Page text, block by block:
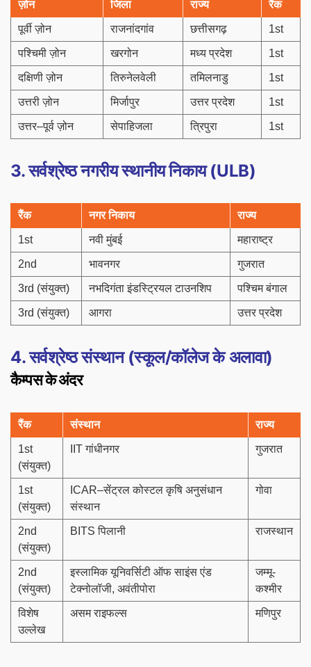
ज़ोन जिला राज्य रैंक
पूर्वी ज़ोन राजनांदगांव छत्तीसगढ़ 1st
पश्चिमी ज़ोन खरगोन मध्य प्रदेश 1st
दक्षिणी ज़ोन तिरुनेलवेली तमिलनाडु 1st
उत्तरी ज़ोन मिर्जापुर उत्तर प्रदेश 1st
उत्तर–पूर्व ज़ोन सेपाहिजला त्रिपुरा 1st
3. सर्वश्रेष्ठ नगरीय स्थानीय निकाय (ULB)
रैंक नगर निकाय राज्य
1st नवी मुंबई महाराष्ट्र
2nd भावनगर गुजरात
3rd (संयुक्त) नभदिगंता इंडस्ट्रियल टाउनशिप पश्चिम बंगाल
3rd (संयुक्त) आगरा उत्तर प्रदेश
4. सर्वश्रेष्ठ संस्थान (स्कूल/कॉलेज के अलावा)
कैम्पस के अंदर
रैंक संस्थान राज्य
1st
(संयुक्त)
IIT गांधीनगर गुजरात
1st
(संयुक्त)
ICAR–सेंट्रल कोस्टल कृषि अनुसंधान
संस्थान
गोवा
2nd
(संयुक्त)
BITS पिलानी राजस्थान
2nd
(संयुक्त)
इस्लामिक यूनिवर्सिटी ऑफ साइंस एंड
टेक्नोलॉजी, अवंतीपोरा
जम्मू-
कश्मीर
विशेष
उल्लेख
असम राइफल्स मणिपुर